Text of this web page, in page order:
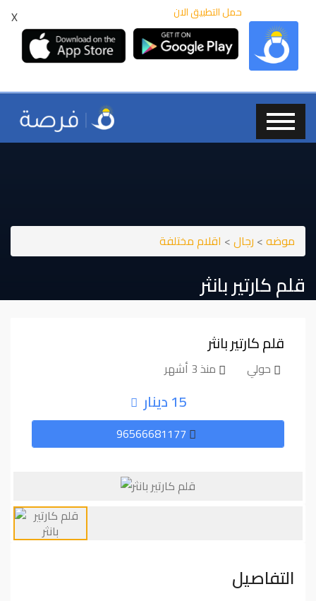
X حمل التطبيق الان
موضه> رجال> اقلام مختلفة
قلم كارتير بانثر
قلم كارتير بانثر
حولي منذ 3 أشهر
15 دينار
التفاصيل